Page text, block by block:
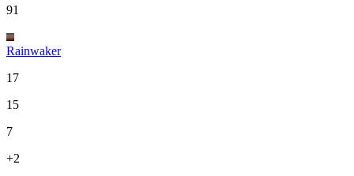
91
Rainwaker
17
15
7
+2